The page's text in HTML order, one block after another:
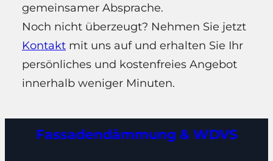
gemeinsamer Absprache.
Noch nicht überzeugt? Nehmen Sie jetzt
Kontakt mit uns auf und erhalten Sie Ihr
persönliches und kostenfreies Angebot
innerhalb weniger Minuten.
Fassadendämmung & WDVS